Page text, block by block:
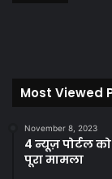
Most Viewed
November 8, 2023
4 न्यूज़ पोर्टल
पूरा मामला